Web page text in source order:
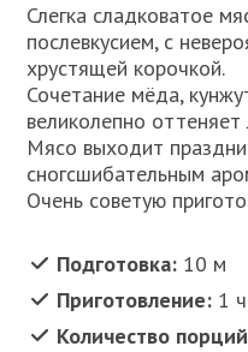
Слегка сладковатое
послевкусием, с
хрустящей корочкой.
Сочетание мёда,
великолепно
Мясо выходит
сногсшибательным
Очень советую
Подготовка: 10 м
Приготовление: 1 ч
Количество